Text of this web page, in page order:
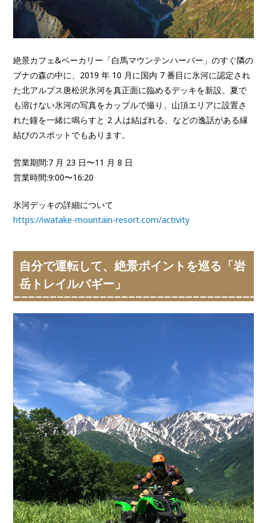
絶景カフェ&ベーカリー「白馬マウンテンハーバー」のすぐ隣の
ブナの森の中に、2019 年 10 月に国内 7 番目に氷河に認定され
た北アルプス唐松沢氷河を真正面に臨めるデッキを新設。夏で
も溶けない氷河の写真をカップルで撮り、山頂エリアに設置さ
れた鐘を一緒に鳴らすと 2 人は結ばれる、などの逸話がある縁
結びのスポットでもあります。
営業期間:7 月 23 日〜11 月 8 日
営業時間:9:00〜16:20
氷河デッキの詳細について
https://iwatake-mountain-resort.com/activity
自分で運転して、絶景ポイントを巡る「岩
岳トレイルバギー」